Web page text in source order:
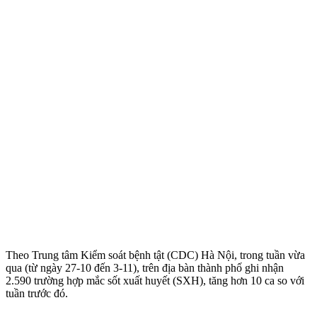
Theo Trung tâm Kiểm soát bệnh tật (CDC) Hà Nội, trong tuần vừa
qua (từ ngày 27-10 đến 3-11), trên địa bàn thành phố ghi nhận
2.590 trường hợp mắc sốt xuất huyết (SXH), tăng hơn 10 ca so với
tuần trước đó.